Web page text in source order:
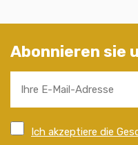
Abonnieren sie
Ich akzeptiere die